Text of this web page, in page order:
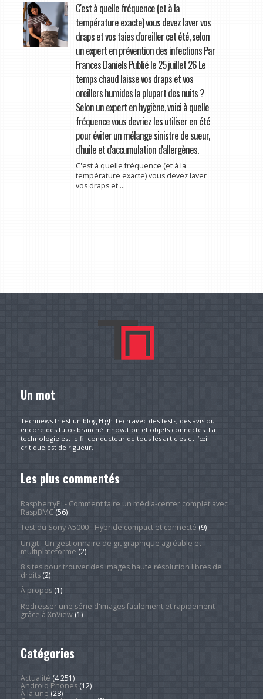
C'est à quelle fréquence (et à la
température exacte) vous devez laver vos
draps et vos taies d'oreiller cet été, selon
un expert en prévention des infections Par
Frances Daniels Publié le 25 juillet 26 Le
temps chaud laisse vos draps et vos
oreillers humides la plupart des nuits ?
Selon un expert en hygiène, voici à quelle
fréquence vous devriez les utiliser en été
pour éviter un mélange sinistre de sueur,
d'huile et d'accumulation d'allergènes.
C'est à quelle fréquence (et à la
température exacte) vous devez laver
vos draps et ...
Un mot
Technews.fr est un blog High Tech avec des tests, des avis ou
encore des tutos branché innovation et objets connectés. La
technologie est le fil conducteur de tous les articles et l’œil
critique est de rigueur.
Les plus commentés
RaspberryPi - Comment faire un média-center complet avec
RaspBMC(56)
Test du Sony A5000 - Hybride compact et connecté (9)
Ungit - Un gestionnaire de git graphique agréable et
multiplateforme (2)
8 sites pour trouver des images haute résolution libres de
droits(2)
À propos(1)
Redresser une série d'images facilement et rapidement
grâce à XnView(1)
Catégories
Actualité (4 251)
Android Phones(12)
À la une (28)